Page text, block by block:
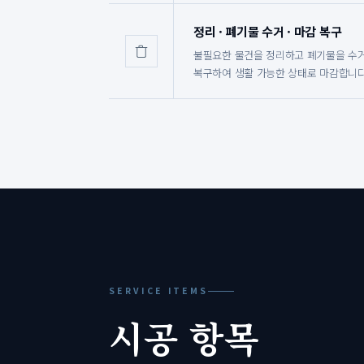
정리 · 폐기물 수거 · 마감 복구
불필요한 물건을 정리하고 폐기물을 수
복구하여 생활 가능한 상태로 마감합니
SERVICE ITEMS
시공 항목